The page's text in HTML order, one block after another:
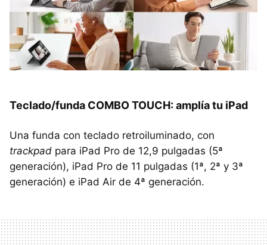
Teclado/funda COMBO TOUCH: amplía tu iPad
Una funda con teclado retroiluminado, con
trackpad para iPad Pro de 12,9 pulgadas (5ª
generación), iPad Pro de 11 pulgadas (1ª, 2ª y 3ª
generación) e iPad Air de 4ª generación.